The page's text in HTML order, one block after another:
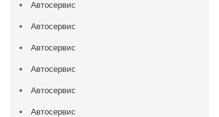
Автосервис
Автосервис
Автосервис
Автосервис
Автосервис
Автосервис